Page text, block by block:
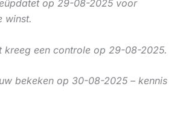
op 29-08-2025 voor
winst.
kreeg een controle op 29-08-2025.
bekeken op 30-08-2025 – kennis